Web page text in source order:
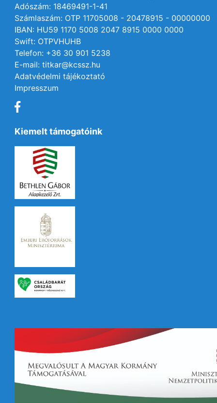
Adószám: 18469491-1-41
Számlaszám: OTP 11705008 - 20478915 - 00000000
IBAN: HU59 1170 5008 2047 8915 0000 0000
Swift: OTPVHUHB
Telefon: +36 30 901 5238
E-mail: titkar@kcssz.hu
Adatvédelmi tájékoztató
Impresszum
Kiemelt támogatóink